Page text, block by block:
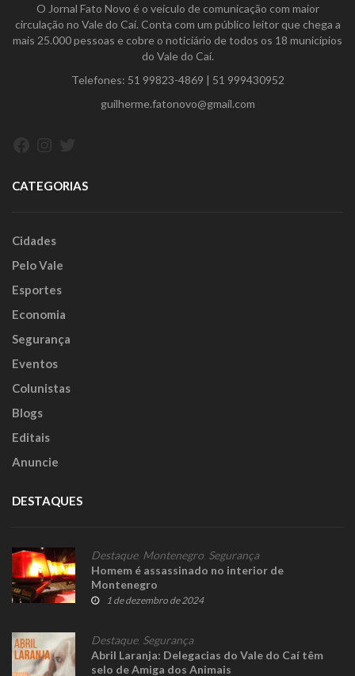
O Jornal Fato Novo é o veículo de comunicação com maior
circulação no Vale do Caí. Conta com um público leitor que chega a
mais 25.000 pessoas e cobre o noticiário de todos os 18 municípios
do Vale do Caí.
Telefones: 51 99823-4869 | 51 999430952
guilherme.fatonovo@gmail.com
CATEGORIAS
Cidades
Pelo Vale
Esportes
Economia
Segurança
Eventos
Colunistas
Blogs
Editais
Anuncie
DESTAQUES
Destaque, Montenegro Segurança
Homem é assassinado no interior de
Montenegro
1 de dezembro de 2024
Destaque, Segurança
Abril Laranja: Delegacias do Vale do Caí têm
selo de Amiga dos Animais